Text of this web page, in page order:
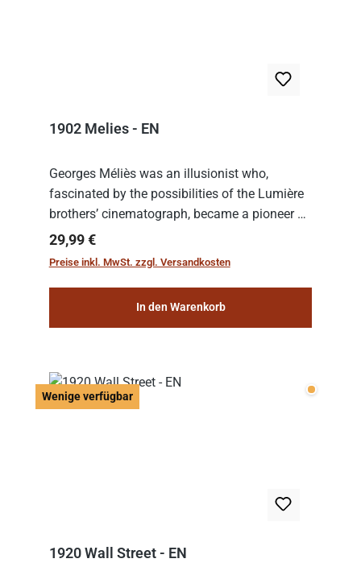
1902 Melies - EN
Georges Méliès was an illusionist who,
fascinated by the possibilities of the Lumière
brothers’ cinematograph, became a pioneer of
cinema. In 1902, he filmed his most famous
work: “Le Voyage dans la Lune” (“A Trip to...
Regulärer Preis:
29,99 €
Preise inkl. MwSt. zzgl. Versandkosten
In den Warenkorb
Wenige verfügbar Wenige
1920 Wall Street - EN